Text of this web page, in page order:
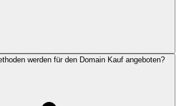
werden für den Domain Kauf angeboten?